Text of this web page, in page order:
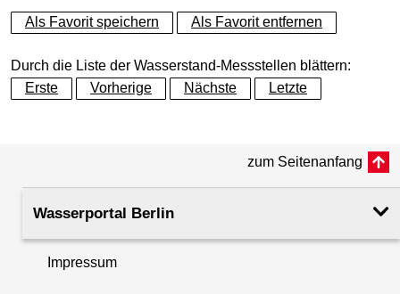
+
−
Als Favorit speichern Als Favorit entfernen
Durch die Liste der Wasserstand-Messstellen blättern:
Erste
Vorherige Nächste Letzte
zum Seitenanfang
Wasserportal Berlin
Impressum